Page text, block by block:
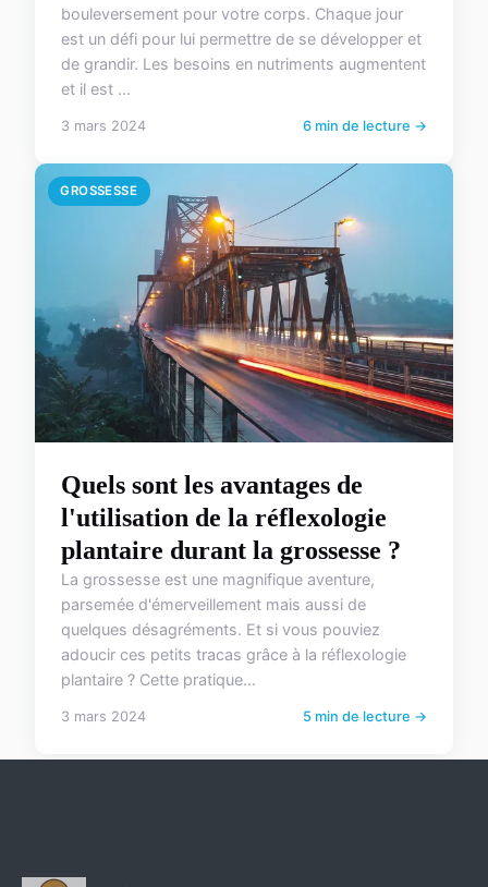
bouleversement pour votre corps. Chaque jour
est un défi pour lui permettre de se développer et
de grandir. Les besoins en nutriments augmentent
et il est ...
3 mars 2024 6 min de lecture →
GROSSESSE
Quels sont les avantages de
l'utilisation de la réflexologie
plantaire durant la grossesse ?
La grossesse est une magnifique aventure,
parsemée d'émerveillement mais aussi de
quelques désagréments. Et si vous pouviez
adoucir ces petits tracas grâce à la réflexologie
plantaire ? Cette pratique...
3 mars 2024 5 min de lecture →